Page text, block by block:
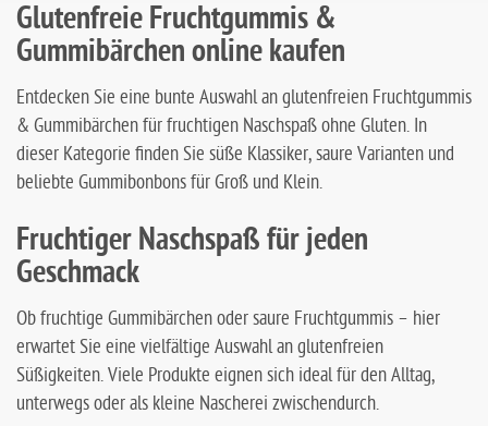
Glutenfreie Fruchtgummis &
Gummibärchen online kaufen
Entdecken Sie eine bunte Auswahl an glutenfreien Fruchtgummis
& Gummibärchen für fruchtigen Naschspaß ohne Gluten. In
dieser Kategorie finden Sie süße Klassiker, saure Varianten und
beliebte Gummibonbons für Groß und Klein.
Fruchtiger Naschspaß für jeden
Geschmack
Ob fruchtige Gummibärchen oder saure Fruchtgummis – hier
erwartet Sie eine vielfältige Auswahl an glutenfreien
Süßigkeiten. Viele Produkte eignen sich ideal für den Alltag,
unterwegs oder als kleine Nascherei zwischendurch.